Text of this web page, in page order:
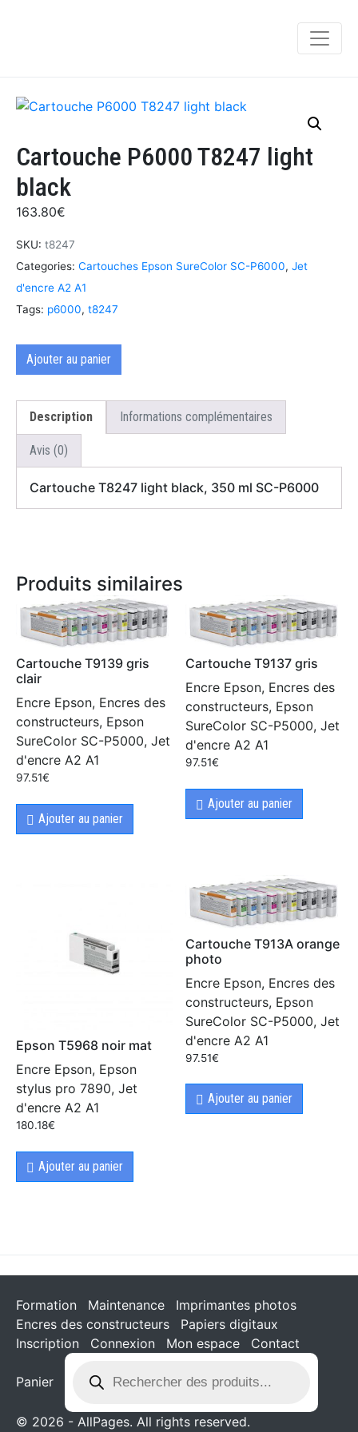
Cartouche P6000 T8247 light
black
163.80€
SKU: t8247
Categories: Cartouches Epson SureColor SC-P6000, Jet
d'encre A2 A1
Tags: p6000, t8247
Ajouter au panier
Description Informations complémentaires
Avis (0)
Cartouche T8247 light black, 350 ml SC-P6000
Produits similaires
Cartouche T9139 gris
clair
Encre Epson, Encres des
constructeurs, Epson
SureColor SC-P5000, Jet
d'encre A2 A1
97.51€
Ajouter au panier
Cartouche T9137 gris
Encre Epson, Encres des
constructeurs, Epson
SureColor SC-P5000, Jet
d'encre A2 A1
97.51€
Ajouter au panier
Epson T5968 noir mat
Encre Epson, Epson
stylus pro 7890, Jet
d'encre A2 A1
180.18€
Ajouter au panier
Cartouche T913A orange
photo
Encre Epson, Encres des
constructeurs, Epson
SureColor SC-P5000, Jet
d'encre A2 A1
97.51€
Ajouter au panier
Formation Maintenance
Imprimantes photos
Encres des constructeurs
Papiers digitaux
Inscription
Connexion Mon espace Contact
Panier
© 2026 - AllPages. All rights reserved.